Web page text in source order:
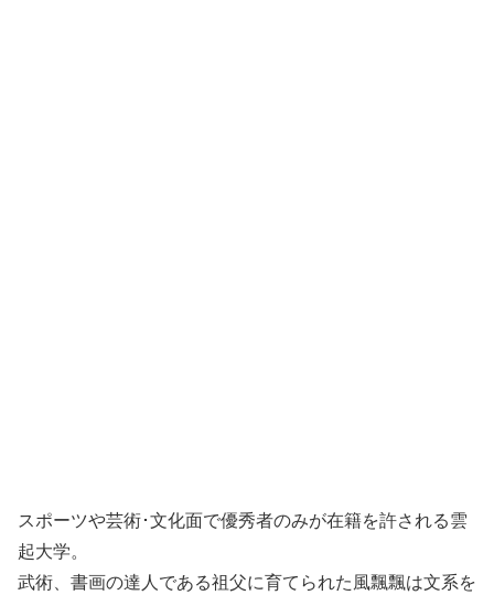
スポーツや芸術･文化面で優秀者のみが在籍を許される雲
起大学。
武術、書画の達人である祖父に育てられた風飄飄は文系を